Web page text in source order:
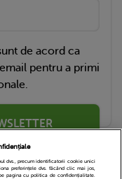
de acord ca
pentru a primi
dvs., precum identificatorii cookie unici
preferințele dvs. făcând clic mai jos,
pagina cu politica de confidențialitate.